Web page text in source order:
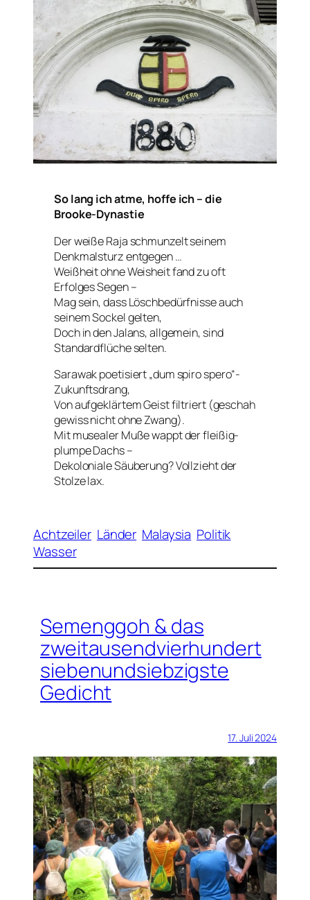
So lang ich atme, hoffe ich – die
Brooke-Dynastie
Der weiße Raja schmunzelt seinem
Denkmalsturz entgegen …
Weißheit ohne Weisheit fand zu oft
Erfolges Segen –
Mag sein, dass Löschbedürfnisse auch
seinem Sockel gelten,
Doch in den Jalans, allgemein, sind
Standardflüche selten.
Sarawak poetisiert „dum spiro spero“-
Zukunftsdrang,
Von aufgeklärtem Geist filtriert (geschah
gewiss nicht ohne Zwang).
Mit musealer Muße wappt der fleißig-
plumpe Dachs –
Dekoloniale Säuberung? Vollzieht der
Stolze lax.
Achtzeiler Länder Malaysia Politik
Wasser
Semenggoh & das
zweitausendvierhundert
siebenundsiebzigste
Gedicht
17. Juli 2024